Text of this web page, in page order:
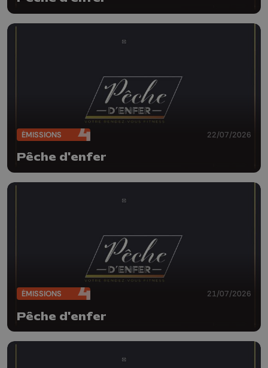
ÉMISSIONS 22/07/2026
Pêche d'enfer
ÉMISSIONS 21/07/2026
Pêche d'enfer